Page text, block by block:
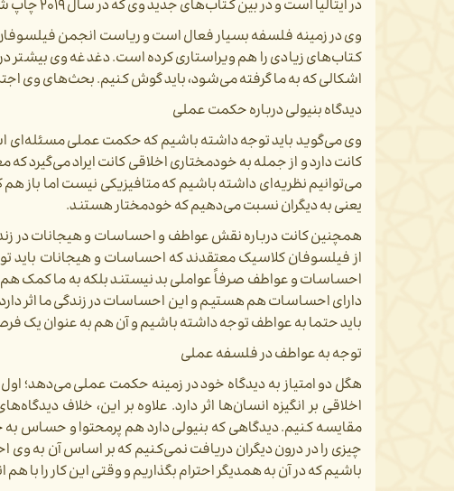
در ایتالیا است و در بین کتاب‌های جدید وی که در سال ۲۰۱۹ چاپ شده نظریه‌ای درباره مسئولیت ارائه داده است.
وی در زمینه فلسفه بسیار فعال است و ریاست انجمن فیلسوفان زن
کتاب‌های زیادی را هم ویراستاری کرده است. دغدغه وی بیشتر
اشکالی که به ما گرفته می‌شود، باید گوش کنیم. بحث‌های وی
دیدگاه بنیولی درباره حکمت عملی
وی می‌گوید باید توجه داشته باشیم که حکمت عملی مسئله‌ای
کانت دارد و از جمله به خودمختاری اخلاقی کانت ایراد می‌گیرد
می‌توانیم نظریه‌ای داشته باشیم که متافیزیکی نیست اما باز
یعنی به دیگران نسبت می‌دهیم که خودمختار هستند.
همچنین کانت درباره نقش عواطف و احساسات و هیجانات در
از فیلسوفان کلاسیک معتقدند که احساسات و هیجانات باید
احساسات و عواطف صرفاً عواملی بد نیستند بلکه به ما کمک
دارای احساسات هم هستیم و این احساسات در زندگی ما اثر دارد. و
باید حتما به عواطف توجه داشته باشیم و آن هم به عنوان یک
توجه به عواطف در فلسفه عملی
هگل دو امتیاز به دیدگاه خود در زمینه حکمت عملی می‌دهد؛ اول
اخلاقی بر انگیزه انسان‌ها اثر دارد. علاوه بر این، خلاف
مقایسه کنیم. دیدگاهی که بنیولی دارد هم پرمحتوا و حساس به
چیزی را در درون دیگران دریافت نمی‌‌کنیم که بر اساس آن به
باشیم که در آن به همدیگر احترام بگذاریم و وقتی این کار را با